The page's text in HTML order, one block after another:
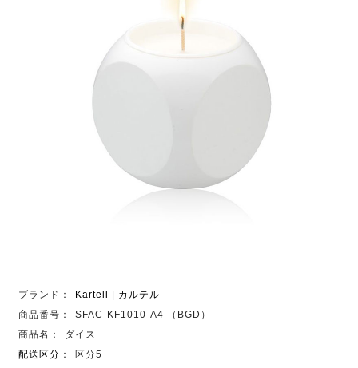
ブランド：
Kartell | カルテル
商品番号：
SFAC-KF1010-A4 （BGD）
商品名：
ダイス
配送区分 ：
区分5